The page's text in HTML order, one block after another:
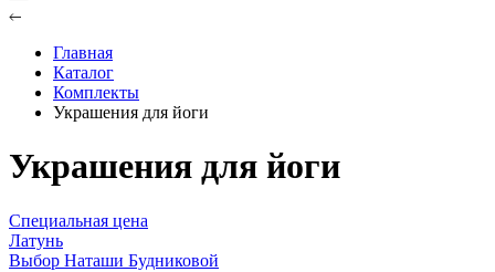
Главная
Каталог
Комплекты
Украшения для йоги
Украшения для йоги
Специальная цена
Латунь
Выбор Наташи Будниковой